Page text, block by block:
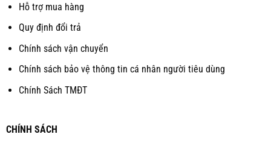
Hỗ trợ mua hàng
Quy định đổi trả
Chính sách vận chuyển
Chính sách bảo vệ thông tin cá nhân người tiêu dùng
Chính Sách TMĐT
CHÍNH SÁCH